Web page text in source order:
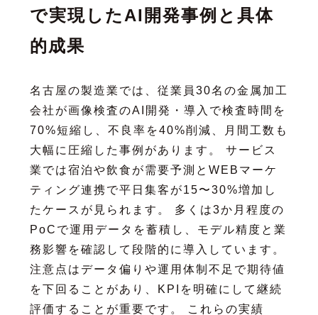
で実現したAI開発事例と具体
的成果
名古屋の製造業では、従業員30名の金属加工
会社が画像検査のAI開発・導入で検査時間を
70%短縮し、不良率を40%削減、月間工数も
大幅に圧縮した事例があります。 サービス
業では宿泊や飲食が需要予測とWEBマーケ
ティング連携で平日集客が15〜30%増加し
たケースが見られます。 多くは3か月程度の
PoCで運用データを蓄積し、モデル精度と業
務影響を確認して段階的に導入しています。
注意点はデータ偏りや運用体制不足で期待値
を下回ることがあり、KPIを明確にして継続
評価することが重要です。 これらの実績